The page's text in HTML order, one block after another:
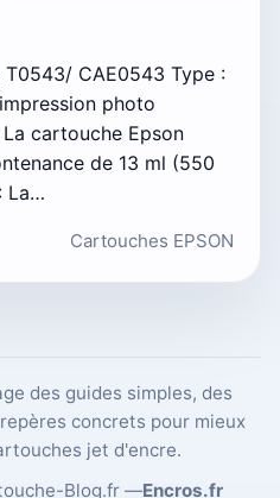
T0543/ CAE0543 Type :
photo
cartouche Epson
de 13 ml (550
La…
Cartouches EPSON
des guides simples, des
concrets pour mieux
jet d'encre.
Blog.fr —Encros.fr